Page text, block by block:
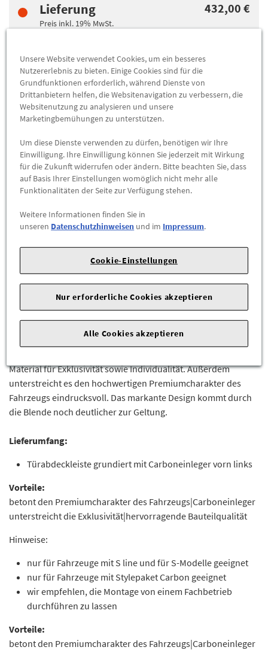
Lieferung
Preis inkl. 19% MwSt.
432,00 €
Abholung
Preis inkl. 19%MwSt.
Abholbar andiesen Standorten
-
ZUM WARENKORB HINZUFÜGEN
Ingolstadt |
Betont den Premiumcharakter. Carbon verleiht eine exklusive
Die Türabdeckleiste kann in Wagen- und Kontrastfarbe
lackiert werden. Die seitliche Fahrzeugsilhouette wird so zum
Blickfang. Der Einleger für die Türabdeckleiste besteht aus
(kohlenstofffaserverstärkter Kunststoff) stammt ursprünglich
Material für Exklusivität sowie Individualität. Außerdem
unterstreicht es den hochwertigen Premiumcharakter des
Fahrzeugs eindrucksvoll. Das markante Design kommt durch
die Blende noch deutlicher zur Geltung.
Lieferumfang:
Türabdeckleiste grundiert mit Carboneinleger vorn links
Vorteile:
betont den Premiumcharakter des Fahrzeugs|Carboneinleger
unterstreicht die Exklusivität|hervorragende Bauteilqualität
Hinweise:
nur für Fahrzeuge mit S line und für S-Modelle geeignet
nur für Fahrzeuge mit Stylepaket Carbon geeignet
wir empfehlen, die Montage von einem Fachbetrieb
durchführen zu lassen
Vorteile:
betont den Premiumcharakter des Fahrzeugs|Carboneinleger
Unsere Website verwendet Cookies, um ein besseres
Nutzererlebnis zu bieten. Einige Cookies sind für die
Grundfunktionen erforderlich, während Dienste von
Drittanbietern helfen, die Websitenavigation zu verbessern, die
Websitenutzung zu analysieren und unsere
Marketingbemühungen zu unterstützen.
Um diese Dienste verwenden zu dürfen, benötigen wir Ihre
Einwilligung. Ihre Einwilligung können Sie jederzeit mit Wirkung
für die Zukunft widerrufen oder ändern. Bitte beachten Sie, dass
auf Basis Ihrer Einstellungen womöglich nicht mehr alle
Funktionalitäten der Seite zur Verfügung stehen.
Weitere Informationen finden Sie in
unseren Datenschutzhinweisen und im Impressum.
Cookie-Einstellungen
Nur erforderliche Cookies akzeptieren
Alle Cookies akzeptieren